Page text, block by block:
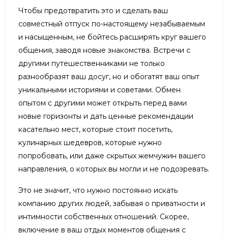
Чтобы предотвратить это и сделать ваш
совместный отпуск по-настоящему незабываемым
и насыщенным, не бойтесь расширять круг вашего
общения, заводя новые знакомства. Встречи с
другими путешественниками не только
разнообразят ваш досуг, но и обогатят ваш опыт
уникальными историями и советами. Обмен
опытом с другими может открыть перед вами
новые горизонты и дать ценные рекомендации
касательно мест, которые стоит посетить,
кулинарных шедевров, которые нужно
попробовать, или даже скрытых жемчужин вашего
направления, о которых вы могли и не подозревать.
Это не значит, что нужно постоянно искать
компанию других людей, забывая о приватности и
интимности собственных отношений. Скорее,
включение в ваш отдых моментов общения с